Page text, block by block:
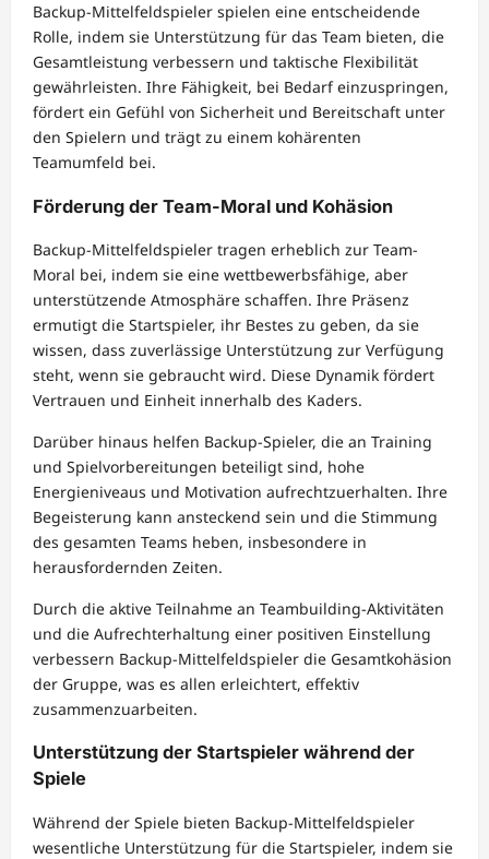
Backup-Mittelfeldspieler spielen eine entscheidende
Rolle, indem sie Unterstützung für das Team bieten, die
Gesamtleistung verbessern und taktische Flexibilität
gewährleisten. Ihre Fähigkeit, bei Bedarf einzuspringen,
fördert ein Gefühl von Sicherheit und Bereitschaft unter
den Spielern und trägt zu einem kohärenten
Teamumfeld bei.
Förderung der Team-Moral und Kohäsion
Backup-Mittelfeldspieler tragen erheblich zur Team-
Moral bei, indem sie eine wettbewerbsfähige, aber
unterstützende Atmosphäre schaffen. Ihre Präsenz
ermutigt die Startspieler, ihr Bestes zu geben, da sie
wissen, dass zuverlässige Unterstützung zur Verfügung
steht, wenn sie gebraucht wird. Diese Dynamik fördert
Vertrauen und Einheit innerhalb des Kaders.
Darüber hinaus helfen Backup-Spieler, die an Training
und Spielvorbereitungen beteiligt sind, hohe
Energieniveaus und Motivation aufrechtzuerhalten. Ihre
Begeisterung kann ansteckend sein und die Stimmung
des gesamten Teams heben, insbesondere in
herausfordernden Zeiten.
Durch die aktive Teilnahme an Teambuilding-Aktivitäten
und die Aufrechterhaltung einer positiven Einstellung
verbessern Backup-Mittelfeldspieler die Gesamtkohäsion
der Gruppe, was es allen erleichtert, effektiv
zusammenzuarbeiten.
Unterstützung der Startspieler während der
Spiele
Während der Spiele bieten Backup-Mittelfeldspieler
wesentliche Unterstützung für die Startspieler, indem sie